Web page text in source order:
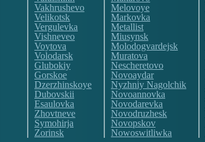
Vakhrushevo
Velikotsk
Vergulevka
Vishneveo
Voytova
Volodarsk
Glubokiy
Gorskoe
Dzerzhinskoye
Dubovskii
Esaulovka
Zhovtneve
Symohirja
Zorinsk
Melovoye
Markovka
Metallist
Miusynsk
Molodogvardejsk
Muratova
Nescheretovo
Novoaydar
Nyzhniy Nagolchik
Novoannovka
Novodarevka
Novodruzhesk
Novopskov
Nowoswitliwka